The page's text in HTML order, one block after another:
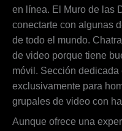
en línea. El Muro de las
conectarte con algunas
de todo el mundo.
de video porque tiene
móvil. Sección dedicada
exclusivamente para
grupales de video con
Aunque ofrece una